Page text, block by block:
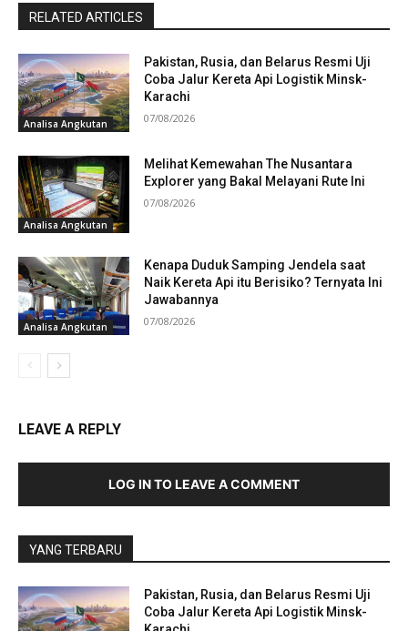
RELATED ARTICLES
Analisa Angkutan
Pakistan, Rusia, dan Belarus Resmi Uji
Coba Jalur Kereta Api Logistik Minsk-
Karachi
07/08/2026
Analisa Angkutan
Melihat Kemewahan The Nusantara
Explorer yang Bakal Melayani Rute Ini
07/08/2026
Analisa Angkutan
Kenapa Duduk Samping Jendela saat
Naik Kereta Api itu Berisiko? Ternyata Ini
Jawabannya
07/08/2026
LEAVE A REPLY
LOG IN TO LEAVE A COMMENT
YANG TERBARU
Pakistan, Rusia, dan Belarus Resmi Uji
Coba Jalur Kereta Api Logistik Minsk-